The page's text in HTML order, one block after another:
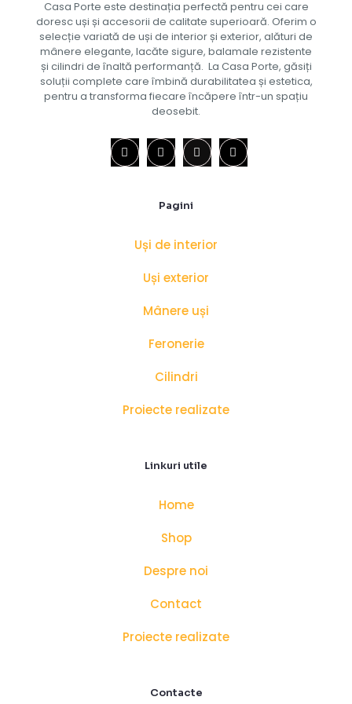
Casa Porte este destinația perfectă pentru cei care
doresc uși și accesorii de calitate superioară. Oferim o
selecție variată de uși de interior și exterior, alături de
mânere elegante, lacăte sigure, balamale rezistente
și cilindri de înaltă performanță. La Casa Porte, găsiți
soluții complete care îmbină durabilitatea și estetica,
pentru a transforma fiecare încăpere într-un spațiu
deosebit.
Pagini
Uși de interior
Uși exterior
Mânere uși
Feronerie
Cilindri
Proiecte realizate
Linkuri utile
Home
Shop
Despre noi
Contact
Proiecte realizate
Contacte